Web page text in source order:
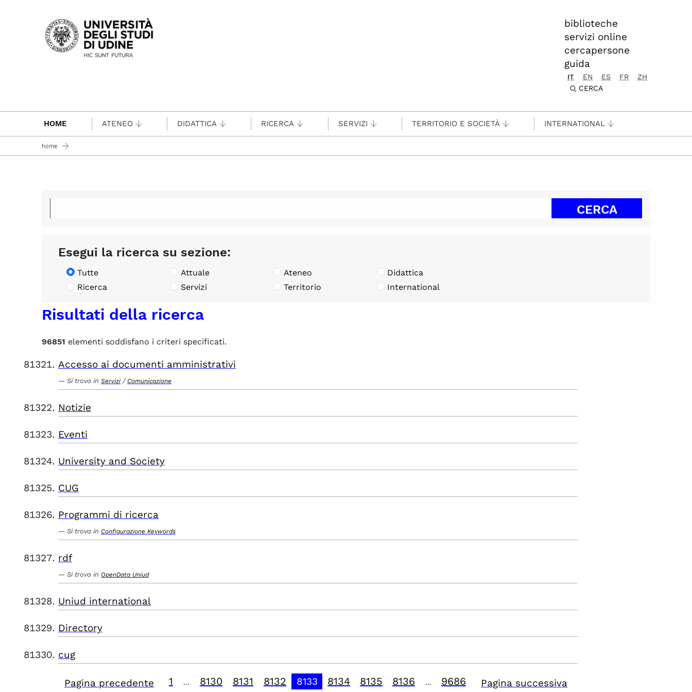
Passa al contenuto principale
biblioteche
servizi online
cercapersone
guida
IT EN ES FR
ZH
CERCA
HOME ATENEO DIDATTICA RICERCA SERVIZI TERRITORIO E SOCIETÀ INTERNATIONAL
home
Esegui la ricerca su sezione:
Tutte Attuale Ateneo
Didattica
Ricerca
Servizi Territorio International
Risultati della ricerca
96851 elementi soddisfano i criteri specificati.
Accesso ai documenti amministrativi
Si trova in Servizi / Comunicazione
Notizie
Eventi
University and Society
CUG
Programmi di ricerca
Si trova in Configurazione Keywords
rdf
Si trova in OpenData Uniud
Uniud international
Directory
cug
Pagina precedente 1 8130 8131 8132 8133 8134 8135 8136 9686 Pagina successiva